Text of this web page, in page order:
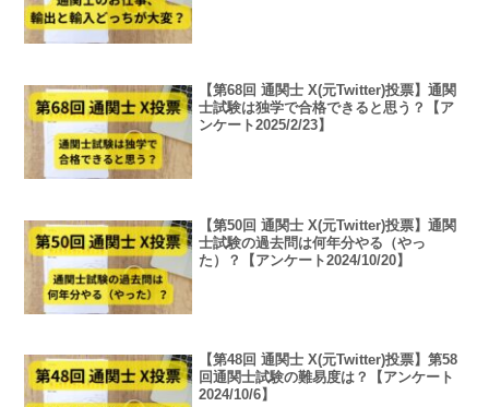
【第68回 通関士 X(元Twitter)投票】通関
士試験は独学で合格できると思う？【ア
ンケート2025/2/23】
【第50回 通関士 X(元Twitter)投票】通関
士試験の過去問は何年分やる（やっ
た）？【アンケート2024/10/20】
【第48回 通関士 X(元Twitter)投票】第58
回通関士試験の難易度は？【アンケート
2024/10/6】